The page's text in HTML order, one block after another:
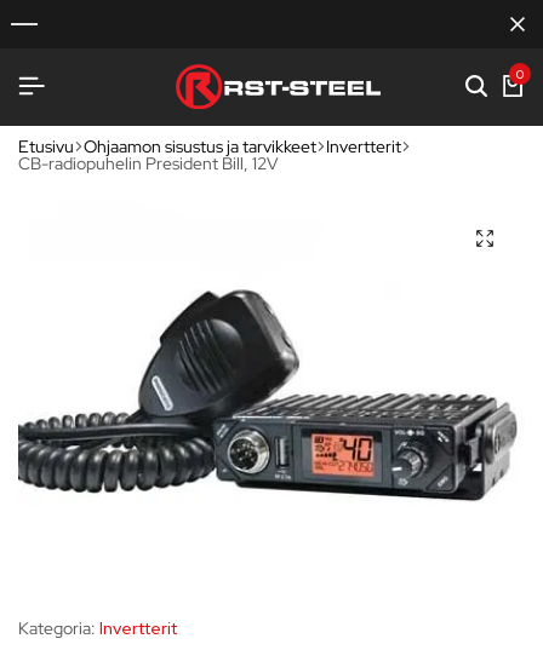
0
Etusivu Ohjaamon sisustus ja tarvikkeet Invertterit
CB-radiopuhelin President Bill, 12V
Kategoria: Invertterit